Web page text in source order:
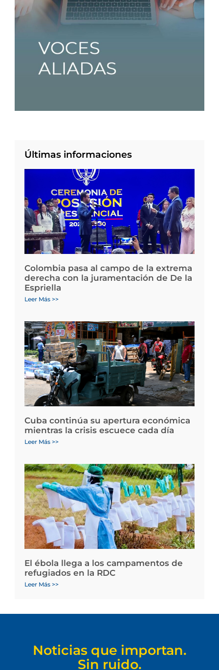
Últimas informaciones
Colombia pasa al campo de la extrema
derecha con la juramentación de De la
Espriella
Leer Más >>
Cuba continúa su apertura económica
mientras la crisis escuece cada día
Leer Más >>
El ébola llega a los campamentos de
refugiados en la RDC
Leer Más >>
Noticias que importan.
Sin ruido.